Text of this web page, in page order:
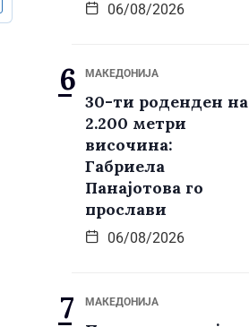
06/08/2026
МАКЕДОНИЈА
30-ти роденден на
2.200 метри
височина:
Габриела
Панајотова го
прослави
06/08/2026
МАКЕДОНИЈА